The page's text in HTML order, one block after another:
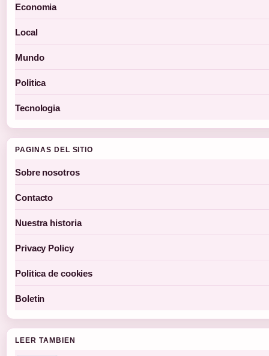
Economia
Local
Mundo
Politica
Tecnologia
PAGINAS DEL SITIO
Sobre nosotros
Contacto
Nuestra historia
Privacy Policy
Politica de cookies
Boletin
LEER TAMBIEN